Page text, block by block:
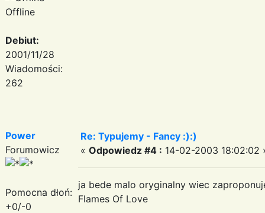
Offline
Debiut:
2001/11/28
Wiadomości:
262
Power
Forumowicz
Pomocna dłoń:
+0/-0
Re: Typujemy - Fancy :):)
« Odpowiedz #4 : 14-02-2003 18:02:02
ja bede malo oryginalny wiec
Flames Of Love